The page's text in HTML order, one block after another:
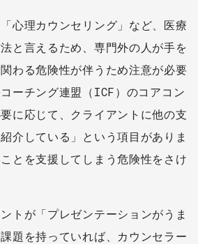
心理カウンセリング」など、医療
と言えるため、専門外の人が手を
わる危険性が伴うため注意が必要
ーチング連盟（ICF）のコアコン
に応じて、クライアントに他の支
介している」という項目がありま
とを支援してしまう危険性をさけ
トが「プレゼンテーションがうま
題を持っていれば、カウンセラー